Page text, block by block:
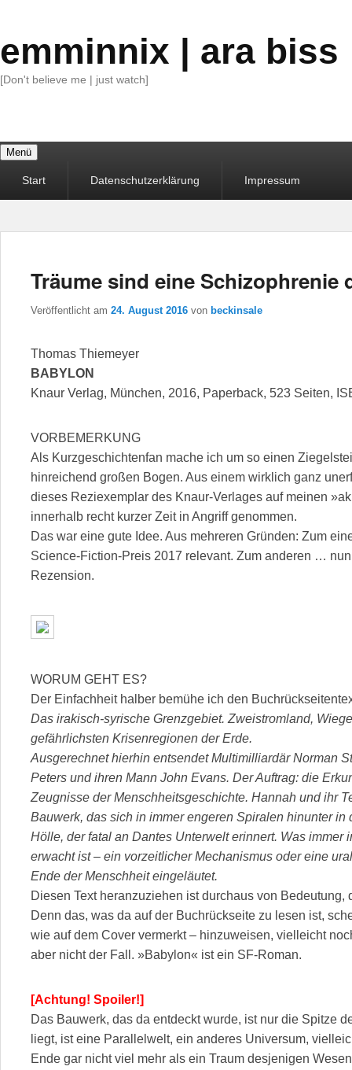
emminnix | ara biss
[Don't believe me | just watch]
Menü
MenüStart Datenschutzerklärung Impressum
Träume sind eine Schizophrenie
Veröffentlicht am 24. August 2016 von beckinsale
Thomas Thiemeyer
BABYLON
Knaur Verlag, München, 2016, Paperback, 523 Seiten,
VORBEMERKUNG
Als Kurzgeschichtenfan mache ich um so einen
hinreichend großen Bogen. Aus einem wirklich ganz
dieses Reziexemplar des Knaur-Verlages auf meinen
innerhalb recht kurzer Zeit in Angriff genommen.
Das war eine gute Idee. Aus mehreren Gründen: Zum
Science-Fiction-Preis 2017 relevant. Zum anderen …
Rezension.
WORUM GEHT ES?
Der Einfachheit halber bemühe ich den
Das irakisch-syrische Grenzgebiet. Zweistromland,
gefährlichsten Krisenregionen der Erde.
Ausgerechnet hierhin entsendet Multimilliardär Norman
Peters und ihren Mann John Evans. Der Auftrag: die
Zeugnisse der Menschheitsgeschichte. Hannah und ihr
Bauwerk, das sich in immer engeren Spiralen hinunter
Hölle, der fatal an Dantes Unterwelt erinnert. Was immer
erwacht ist – ein vorzeitlicher Mechanismus oder eine
Ende der Menschheit eingeläutet.
Diesen Text heranzuziehen ist durchaus von
Denn das, was da auf der Buchrückseite zu lesen ist,
wie auf dem Cover vermerkt – hinzuweisen, vielleicht
aber nicht der Fall. »Babylon« ist ein SF-Roman.
[Achtung! Spoiler!]
Das Bauwerk, das da entdeckt wurde, ist nur die Spitze
liegt, ist eine Parallelwelt, ein anderes Universum,
Ende gar nicht viel mehr als ein Traum desjenigen